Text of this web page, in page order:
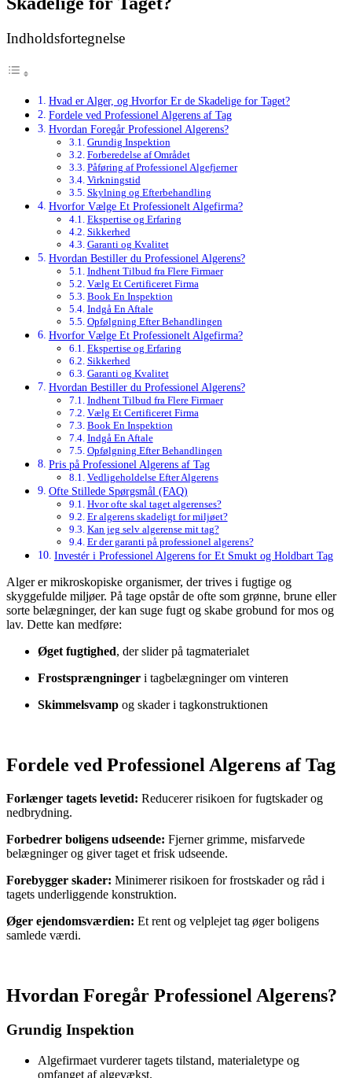
Indholdsfortegnelse
Hvad er Alger, og Hvorfor Er de Skadelige for Taget?
Fordele ved Professionel Algerens af Tag
Hvordan Foregår Professionel Algerens?
Grundig Inspektion
Forberedelse af Området
Påføring af Professionel Algefjerner
Virkningstid
Skylning og Efterbehandling
Hvorfor Vælge Et Professionelt Algefirma?
Ekspertise og Erfaring
Sikkerhed
Garanti og Kvalitet
Hvordan Bestiller du Professionel Algerens?
Indhent Tilbud fra Flere Firmaer
Vælg Et Certificeret Firma
Book En Inspektion
Indgå En Aftale
Opfølgning Efter Behandlingen
Hvorfor Vælge Et Professionelt Algefirma?
Ekspertise og Erfaring
Sikkerhed
Garanti og Kvalitet
Hvordan Bestiller du Professionel Algerens?
Indhent Tilbud fra Flere Firmaer
Vælg Et Certificeret Firma
Book En Inspektion
Indgå En Aftale
Opfølgning Efter Behandlingen
Pris på Professionel Algerens af Tag
Vedligeholdelse Efter Algerens
Ofte Stillede Spørgsmål (FAQ)
Hvor ofte skal taget algerenses?
Er algerens skadeligt for miljøet?
Kan jeg selv algerense mit tag?
Er der garanti på professionel algerens?
Investér i Professionel Algerens for Et Smukt og Holdbart Tag
Alger er mikroskopiske organismer, der trives i fugtige og
skyggefulde miljøer. På tage opstår de ofte som grønne, brune eller
sorte belægninger, der kan suge fugt og skabe grobund for mos og
lav. Dette kan medføre:
Øget fugtighed, der slider på tagmaterialet
Frostsprængninger i tagbelægninger om vinteren
Skimmelsvamp og skader i tagkonstruktionen
Fordele ved Professionel Algerens af Tag
Forlænger tagets levetid: Reducerer risikoen for fugtskader og
nedbrydning.
Forbedrer boligens udseende: Fjerner grimme, misfarvede
belægninger og giver taget et frisk udseende.
Forebygger skader: Minimerer risikoen for frostskader og råd i
tagets underliggende konstruktion.
Øger ejendomsværdien: Et rent og velplejet tag øger boligens
samlede værdi.
Hvordan Foregår Professionel Algerens?
Grundig Inspektion
Algefirmaet vurderer tagets tilstand, materialetype og
omfanget af algevækst.